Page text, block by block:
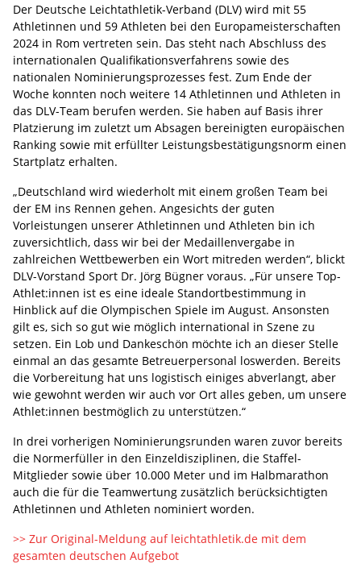
Der Deutsche Leichtathletik-Verband (DLV) wird mit 55
Athletinnen und 59 Athleten bei den Europameisterschaften
2024 in Rom vertreten sein. Das steht nach Abschluss des
internationalen Qualifikationsverfahrens sowie des
nationalen Nominierungsprozesses fest. Zum Ende der
Woche konnten noch weitere 14 Athletinnen und Athleten in
das DLV-Team berufen werden. Sie haben auf Basis ihrer
Platzierung im zuletzt um Absagen bereinigten europäischen
Ranking sowie mit erfüllter Leistungsbestätigungsnorm einen
Startplatz erhalten.
„Deutschland wird wiederholt mit einem großen Team bei
der EM ins Rennen gehen. Angesichts der guten
Vorleistungen unserer Athletinnen und Athleten bin ich
zuversichtlich, dass wir bei der Medaillenvergabe in
zahlreichen Wettbewerben ein Wort mitreden werden“, blickt
DLV-Vorstand Sport Dr. Jörg Bügner voraus. „Für unsere Top-
Athlet:innen ist es eine ideale Standortbestimmung in
Hinblick auf die Olympischen Spiele im August. Ansonsten
gilt es, sich so gut wie möglich international in Szene zu
setzen. Ein Lob und Dankeschön möchte ich an dieser Stelle
einmal an das gesamte Betreuerpersonal loswerden. Bereits
die Vorbereitung hat uns logistisch einiges abverlangt, aber
wie gewohnt werden wir auch vor Ort alles geben, um unsere
Athlet:innen bestmöglich zu unterstützen.“
In drei vorherigen Nominierungsrunden waren zuvor bereits
die Normerfüller in den Einzeldisziplinen, die Staffel-
Mitglieder sowie über 10.000 Meter und im Halbmarathon
auch die für die Teamwertung zusätzlich berücksichtigten
Athletinnen und Athleten nominiert worden.
>> Zur Original-Meldung auf leichtathletik.de mit dem
gesamten deutschen Aufgebot